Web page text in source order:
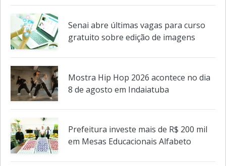
Senai abre últimas vagas para curso
gratuito sobre edição de imagens
Mostra Hip Hop 2026 acontece no dia
8 de agosto em Indaiatuba
Prefeitura investe mais de R$ 200 mil